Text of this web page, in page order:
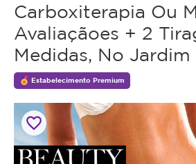
Carboxiterapia Ou
Avaliaçãoes + 2
Medidas, No Jardim
Estabelecimento Premium
favorite_border